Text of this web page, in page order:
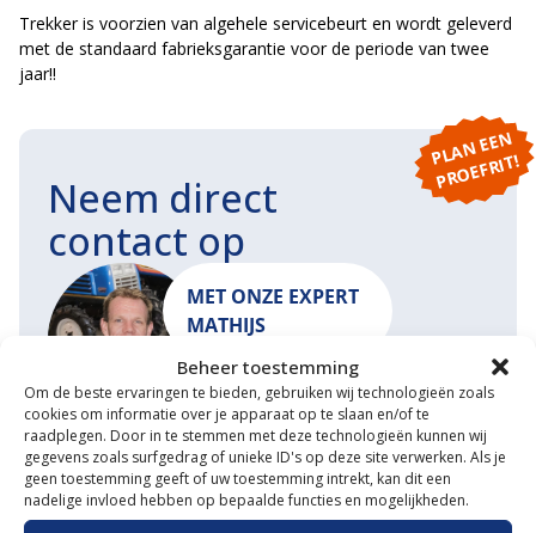
Beheer toestemming
Om de beste ervaringen te bieden, gebruiken wij technologieën zoals
cookies om informatie over je apparaat op te slaan en/of te
raadplegen. Door in te stemmen met deze technologieën kunnen wij
gegevens zoals surfgedrag of unieke ID's op deze site verwerken. Als je
geen toestemming geeft of uw toestemming intrekt, kan dit een
nadelige invloed hebben op bepaalde functies en mogelijkheden.
Trekker is voorzien van algehele servicebeurt en wordt geleverd
met de standaard fabrieksgarantie voor de periode van twee
jaar!!
P
L
A
N
E
E
N
P
R
O
E
F
RI
T!
Neem direct
contact op
MET ONZE EXPERT
MATHIJS
START EEN GESPREK MAIL ONS